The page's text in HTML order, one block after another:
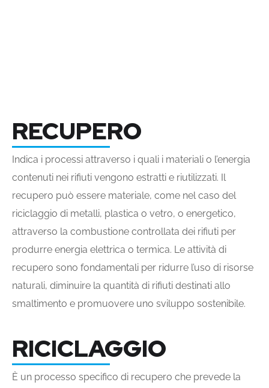
RECUPERO
Indica i processi attraverso i quali i materiali o l’energia
contenuti nei rifiuti vengono estratti e riutilizzati. Il
recupero può essere materiale, come nel caso del
riciclaggio di metalli, plastica o vetro, o energetico,
attraverso la combustione controllata dei rifiuti per
produrre energia elettrica o termica. Le attività di
recupero sono fondamentali per ridurre l’uso di risorse
naturali, diminuire la quantità di rifiuti destinati allo
smaltimento e promuovere uno sviluppo sostenibile.
RICICLAGGIO
È un processo specifico di recupero che prevede la